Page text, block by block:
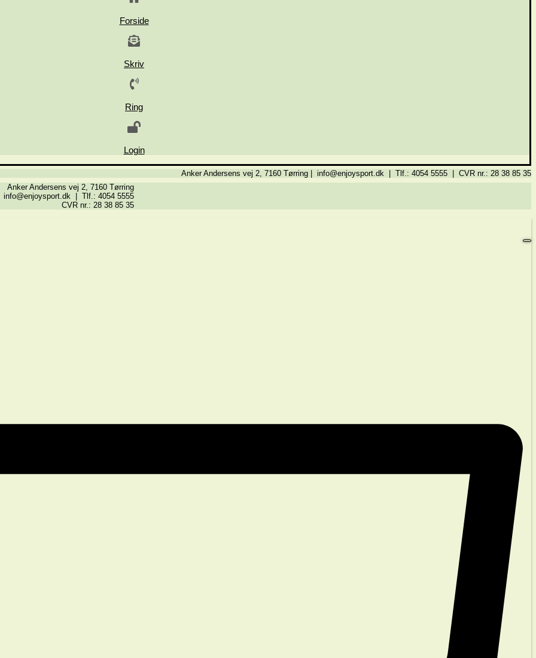
Forside
Skriv
Ring
Login
Anker Andersens vej 2, 7160 Tørring | info@enjoysport.dk | Tlf.: 4054 5555 | CVR nr.: 28 38 85 35
Anker Andersens vej 2, 7160 Tørring
info@enjoysport.dk | Tlf.: 4054 5555
CVR nr.: 28 38 85 35